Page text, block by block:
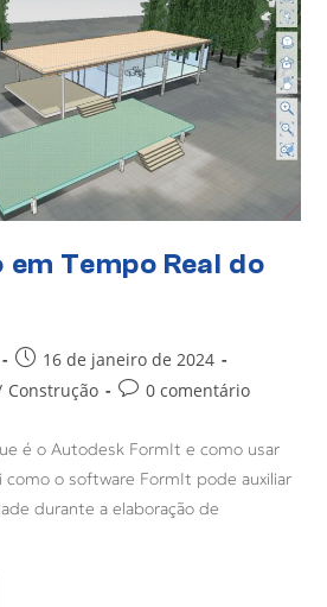
Tempo Real do
16 de janeiro de 2024
Construção 0 comentário
é o Autodesk FormIt e como usar
como o software FormIt pode auxiliar
durante a elaboração de